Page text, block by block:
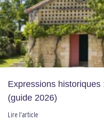
Expressions historiques
(guide 2026)
Lire l’article